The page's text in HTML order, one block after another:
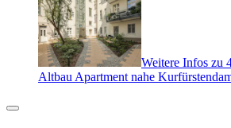
Weitere Infos zu
Altbau Apartment nahe